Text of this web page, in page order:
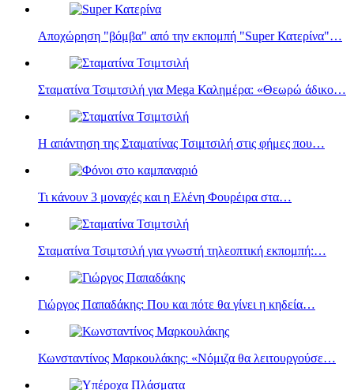
Αποχώρηση "βόμβα" από την εκπομπή "Super Κατερίνα"…
Σταματίνα Τσιμτσιλή για Mega Καλημέρα: «Θεωρώ άδικο…
Η απάντηση της Σταματίνας Τσιμτσιλή στις φήμες που…
Τι κάνουν 3 μοναχές και η Eλένη Φουρέιρα στα…
Σταματίνα Τσιμτσιλή για γνωστή τηλεοπτική εκπομπή:…
Γιώργος Παπαδάκης: Που και πότε θα γίνει η κηδεία…
Κωνσταντίνος Μαρκουλάκης: «Νόμιζα θα λειτουργούσε…